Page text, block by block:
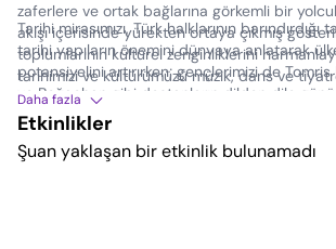
zaferlere ve ortak bağlarına görkemli bir
akışı içerisinde yürekten ortaya çıkmış
toplumlarının kültürel zenginliklerini
tarihimizi ve kültürümüzü müzik, dans ve
sanatlarının en etkili metotlarıyla izleyiciyle
Tarihi mirasımızı, Türk halklarının
tarihi yapıların önemini dünyaya anlatarak
potansiyelini artırırken; gençlerimizi de
ve Boğaçhan gibi destanların dilden dile
gelmesini sağlayan efsanelerimizle
nesle aktarmayı hedefliyor.
Daha fazla
Etkinlikler
Şuan yaklaşan bir etkinlik bulunamadı